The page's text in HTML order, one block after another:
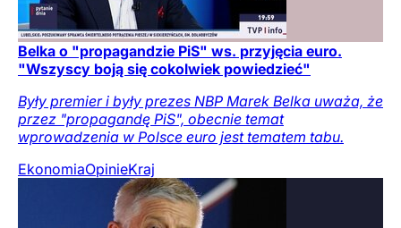
Belka o "propagandzie PiS" ws. przyjęcia euro.
"Wszyscy boją się cokolwiek powiedzieć"
Były premier i były prezes NBP Marek Belka uważa, że
przez "propagandę PiS", obecnie temat
wprowadzenia w Polsce euro jest tematem tabu.
EkonomiaOpinieKraj